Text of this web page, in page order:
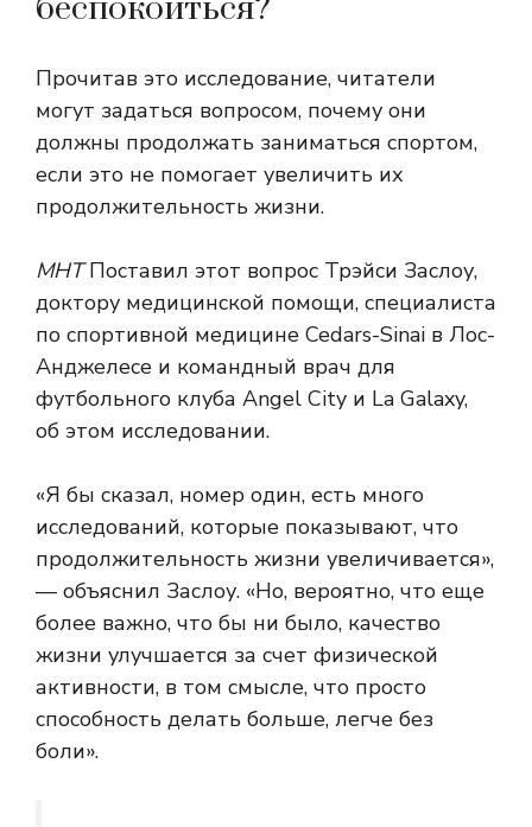
беспокоиться?
Прочитав это исследование, читатели
могут задаться вопросом, почему они
должны продолжать заниматься спортом,
если это не помогает увеличить их
продолжительность жизни.
МНТПоставил этот вопрос Трэйси Заслоу,
доктору медицинской помощи, специалиста
по спортивной медицине Cedars-Sinai в Лос-
Анджелесе и командный врач для
футбольного клуба Angel City и La Galaxy,
об этом исследовании.
«Я бы сказал, номер один, есть много
исследований, которые показывают, что
продолжительность жизни увеличивается»,
— объяснил Заслоу. «Но, вероятно, что еще
более важно, что бы ни было, качество
жизни улучшается за счет физической
активности, в том смысле, что просто
способность делать больше, легче без
боли».